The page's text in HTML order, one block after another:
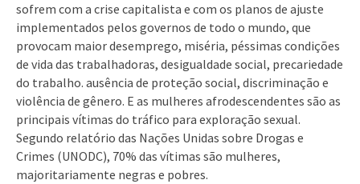
sofrem com a crise capitalista e com os planos de ajuste
implementados pelos governos de todo o mundo, que
provocam maior desemprego, miséria, péssimas condições
de vida das trabalhadoras, desigualdade social, precariedade
do trabalho. ausência de proteção social, discriminação e
violência de gênero. E as mulheres afrodescendentes são as
principais vítimas do tráfico para exploração sexual.
Segundo relatório das Nações Unidas sobre Drogas e
Crimes (UNODC), 70% das vítimas são mulheres,
majoritariamente negras e pobres.